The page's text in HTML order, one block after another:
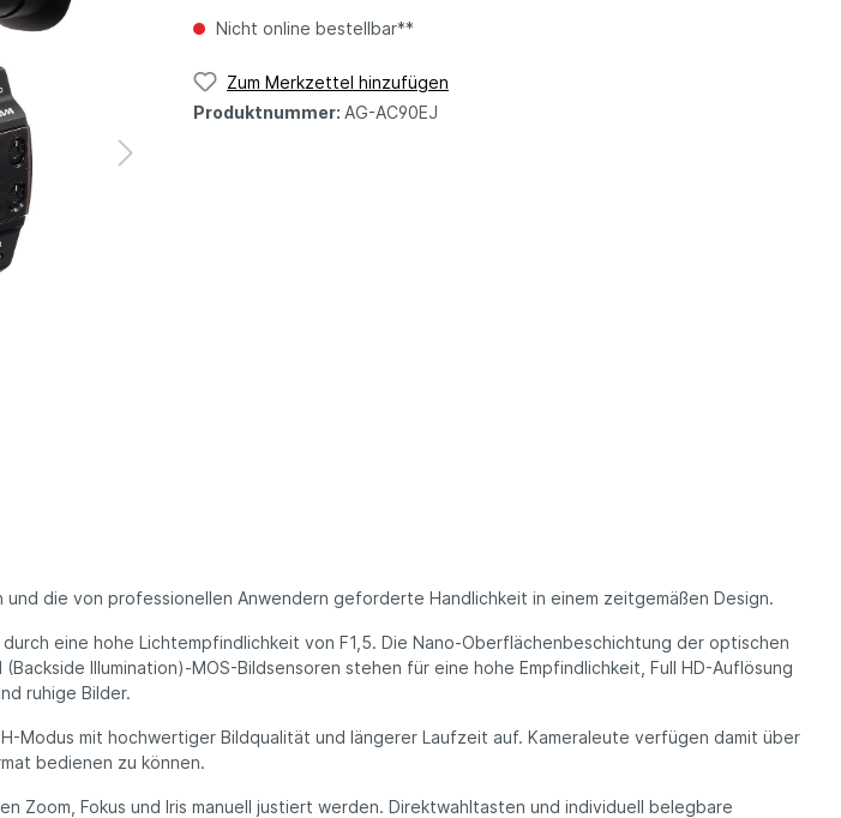
Nicht online bestellbar**
Zum Merkzettel hinzufügen
Produktnummer: AG-AC90EJ
die von professionellen Anwendern geforderte Handlichkeit in einem zeitgemäßen Design.
eine hohe Lichtempfindlichkeit von F1,5. Die Nano-Oberflächenbeschichtung der optischen
Illumination)-MOS-Bildsensoren stehen für eine hohe Empfindlichkeit, Full HD-Auflösung
ruhige Bilder.
Modus mit hochwertiger Bildqualität und längerer Laufzeit auf. Kameraleute verfügen damit über
bedienen zu können.
Fokus und Iris manuell justiert werden. Direktwahltasten und individuell belegbare